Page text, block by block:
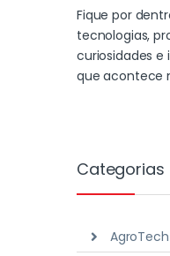
Fique por
tecnologias,
curiosidades
que acontece
Categorias
AgroTech